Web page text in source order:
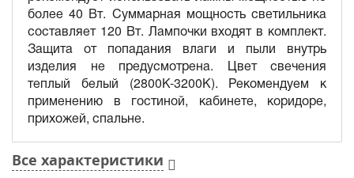
более 40 Вт. Суммарная мощность светильника
составляет 120 Вт. Лампочки входят в комплект.
Защита от попадания влаги и пыли внутрь
изделия не предусмотрена. Цвет свечения
теплый белый (2800K-3200K). Рекомендуем к
применению в гостиной, кабинете, коридоре,
прихожей, спальне.
Все характеристики